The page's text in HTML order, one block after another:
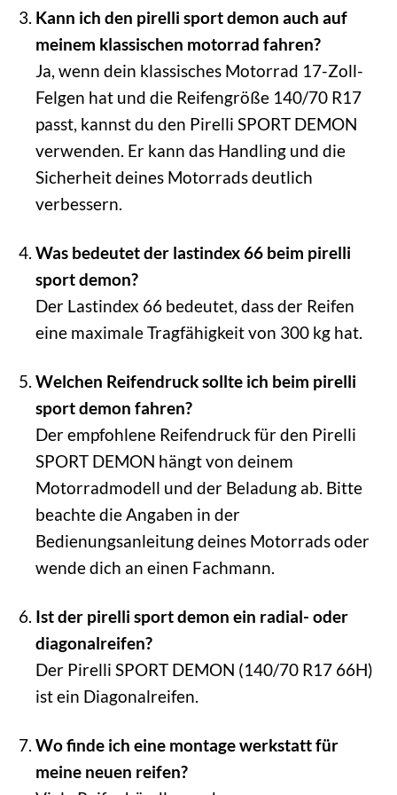
Kann ich den pirelli sport demon auch auf
meinem klassischen motorrad fahren?
Ja, wenn dein klassisches Motorrad 17-Zoll-
Felgen hat und die Reifengröße 140/70 R17
passt, kannst du den Pirelli SPORT DEMON
verwenden. Er kann das Handling und die
Sicherheit deines Motorrads deutlich
verbessern.
Was bedeutet der lastindex 66 beim pirelli
sport demon?
Der Lastindex 66 bedeutet, dass der Reifen
eine maximale Tragfähigkeit von 300 kg hat.
Welchen Reifendruck sollte ich beim pirelli
sport demon fahren?
Der empfohlene Reifendruck für den Pirelli
SPORT DEMON hängt von deinem
Motorradmodell und der Beladung ab. Bitte
beachte die Angaben in der
Bedienungsanleitung deines Motorrads oder
wende dich an einen Fachmann.
Ist der pirelli sport demon ein radial- oder
diagonalreifen?
Der Pirelli SPORT DEMON (140/70 R17 66H)
ist ein Diagonalreifen.
Wo finde ich eine montage werkstatt für
meine neuen reifen?